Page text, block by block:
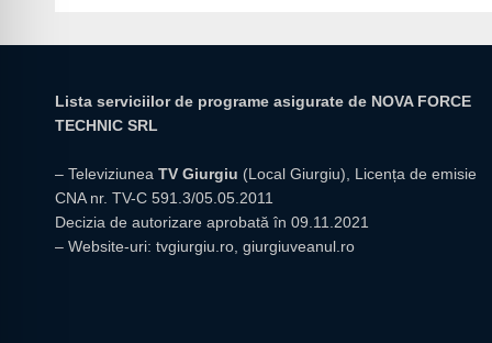
Lista serviciilor de programe asigurate de NOVA FORCE
TECHNIC SRL
– Televiziunea TV Giurgiu (Local Giurgiu), Licența de emisie
CNA nr. TV-C 591.3/05.05.2011
Decizia de autorizare aprobată în 09.11.2021
– Website-uri: tvgiurgiu.ro giurgiuveanul.ro